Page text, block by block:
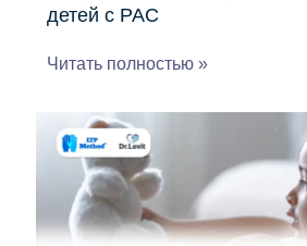
детей с РАС
Читать полностью »